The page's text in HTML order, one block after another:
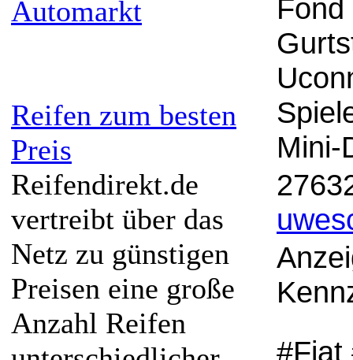
Automarkt
Reifen zum besten
Preis
Reifendirekt.de
vertreibt über das
Netz zu günstigen
Preisen eine große
Anzahl Reifen
Mini-
#Fiat